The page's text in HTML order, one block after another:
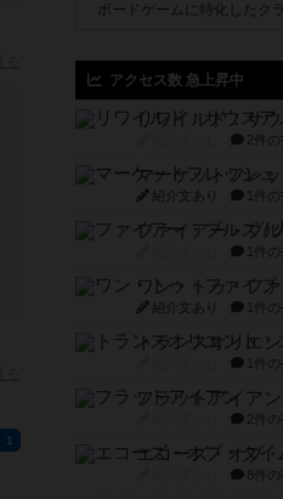
1
ボードゲームに特化したク
アクセス数 急上昇中
2件の
マーケットフレッ
紹介文あり 1件の
1件の
ワン・トゥ・フ
紹介文あり 1件の
1件の
フラットアイアン
2件の
エコーズ・オブ
8件の